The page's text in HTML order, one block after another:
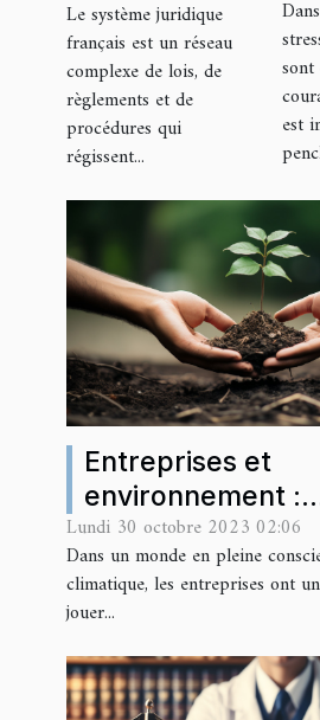
juridique
français : le
rôle des
avocats
parisiens
Le système juridique
français est un réseau
complexe de lois, de
règlements et de
procédures qui
régissent...
sont
est
Entreprises et
environnement :
comprendre leur
et leurs
Lundi 30 octobre 2023 02:06
Dans un monde en pleine
climatique, les entreprises ont
jouer...